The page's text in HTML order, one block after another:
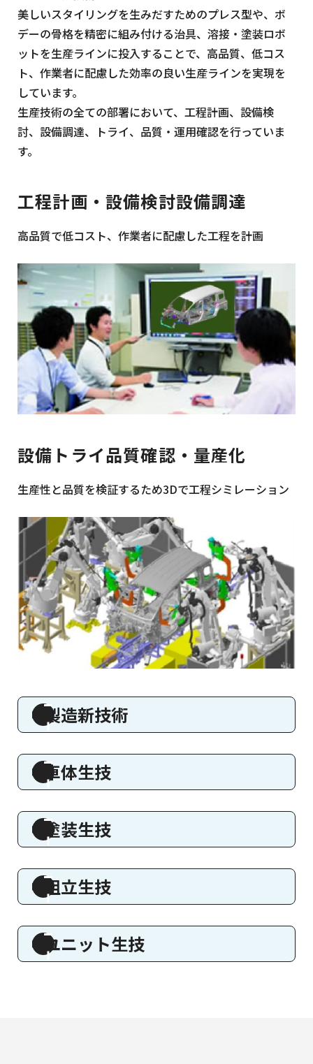
美しいスタイリングを生みだすためのプレス型や、ボ
デーの骨格を精密に組み付ける治具、溶接・塗装ロボ
ットを生産ラインに投入することで、高品質、低コス
ト、作業者に配慮した効率の良い生産ラインを実現を
しています。
生産技術の全ての部署において、工程計画、設備検
討、設備調達、トライ、品質・運用確認を行っていま
す。
工程計画・設備検討設備調達
高品質で低コスト、作業者に配慮した工程を計画
設備トライ品質確認・量産化
生産性と品質を検証するため3Dで工程シミレーション
製造新技術
車体生技
塗装生技
組立生技
ユニット生技